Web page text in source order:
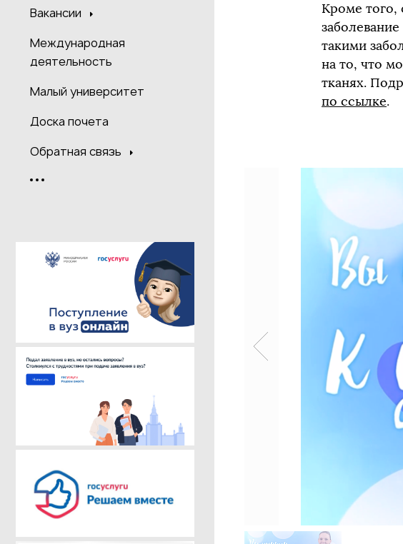
Вакансии
Международная
деятельность
Малый университет
Доска почета
Обратная связь
Кроме того,
такими
на то, что
тканях.
по ссылке.